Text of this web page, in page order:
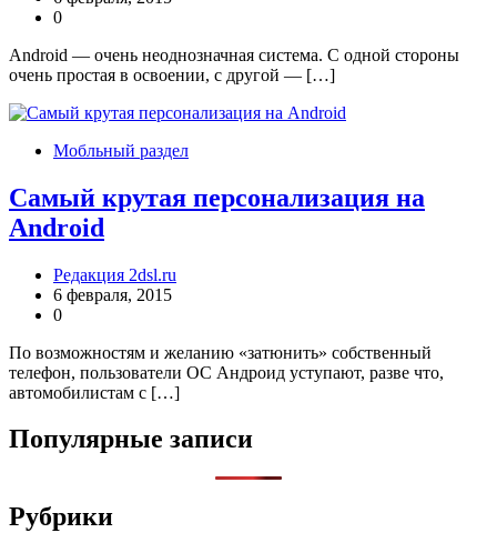
0
Android — очень неоднозначная система. С одной стороны
очень простая в освоении, с другой — […]
Мобльный раздел
Самый крутая персонализация на
Android
Редакция 2dsl.ru
6 февраля, 2015
0
По возможностям и желанию «затюнить» собственный
телефон, пользователи ОС Андроид уступают, разве что,
автомобилистам с […]
Популярные записи
Рубрики